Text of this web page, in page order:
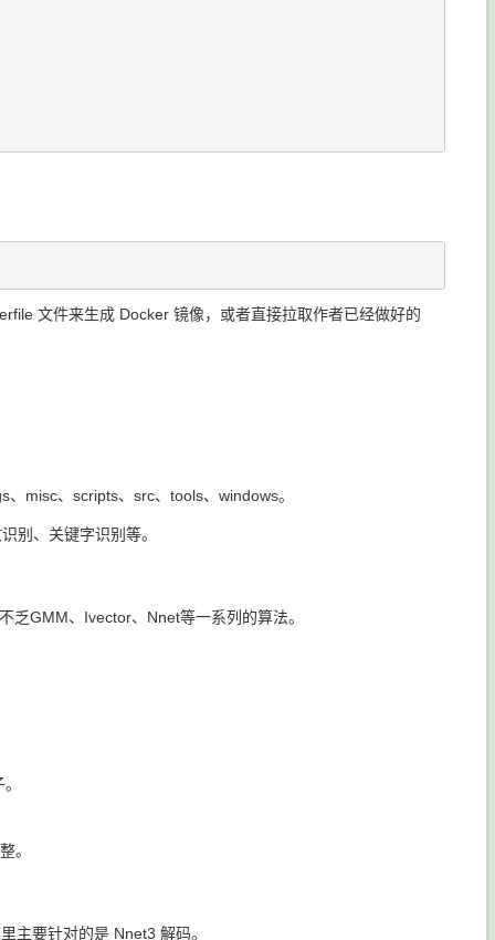
文件来生成 Docker 镜像，或者直接拉取作者已经做好的
misc、scripts、src、tools、windows。
别、关键字识别等。
乏GMM、Ivector、Nnet等一系列的算法。
。
主要针对的是 Nnet3 解码。